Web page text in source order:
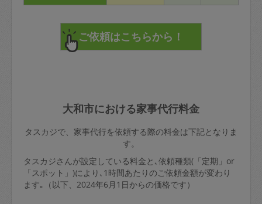
大和市における家事代行料金
タスカジで、家事代行を依頼する際の料金は下記となりま
す。
タスカジさんが設定している料金と､依頼種類(「定期」or
「スポット」)により､1時間あたりのご依頼金額が変わり
ます｡（以下、2024年6月1日からの価格です）